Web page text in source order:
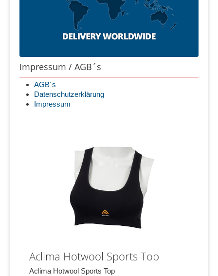
Impressum / AGB´s
AGB´s
Datenschutzerklärung
Impressum
Aclima Hotwool Sports Top
Aclima Hotwool Sports Top